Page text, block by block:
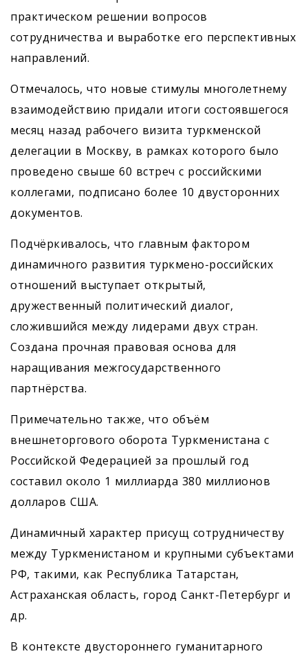
практическом решении вопросов
сотрудничества и выработке его перспективных
направлений.
Отмечалось, что новые стимулы многолетнему
взаимодействию придали итоги состоявшегося
месяц назад рабочего визита туркменской
делегации в Москву, в рамках которого было
проведено свыше 60 встреч с российскими
коллегами, подписано более 10 двусторонних
документов.
Подчёркивалось, что главным фактором
динамичного развития туркмено-российских
отношений выступает открытый,
дружественный политический диалог,
сложившийся между лидерами двух стран.
Создана прочная правовая основа для
наращивания межгосударственного
партнёрства.
Примечательно также, что объём
внешнеторгового оборота Туркменистана с
Российской Федерацией за прошлый год
составил около 1 миллиарда 380 миллионов
долларов США.
Динамичный характер присущ сотрудничеству
между Туркменистаном и крупными субъектами
РФ, такими, как Республика Татарстан,
Астраханская область, город Санкт-Петербург и
др.
В контексте двустороннего гуманитарного